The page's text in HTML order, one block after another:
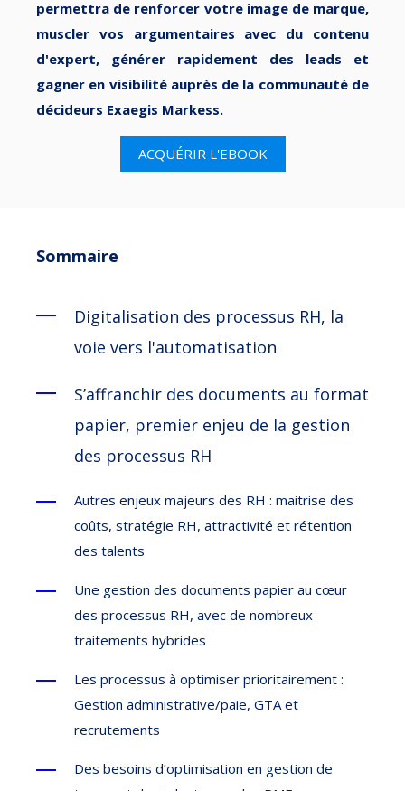
permettra de renforcer votre image de marque,
muscler vos argumentaires avec du contenu
d'expert, générer rapidement des leads et
gagner en visibilité auprès de la communauté de
décideurs Exaegis Markess.
ACQUÉRIR L'EBOOK
Sommaire
Digitalisation des processus RH, la
voie vers l'automatisation
S’affranchir des documents au format
papier, premier enjeu de la gestion
des processus RH
Autres enjeux majeurs des RH : maitrise des
coûts, stratégie RH, attractivité et rétention
des talents
Une gestion des documents papier au cœur
des processus RH, avec de nombreux
traitements hybrides
Les processus à optimiser prioritairement :
Gestion administrative/paie, GTA et
recrutements
Des besoins d’optimisation en gestion de